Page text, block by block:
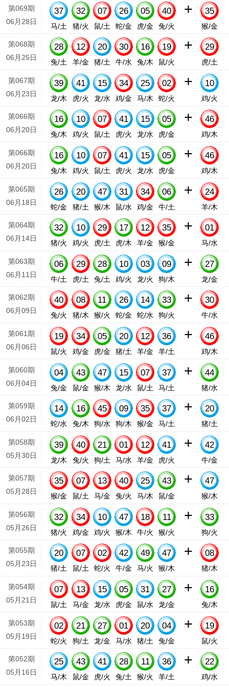
第069期
06月28日
37
马/土
32
猪/火
07
鼠/土
26
蛇/金
05
虎/金
40
兔/火
+ 35
猴/金
第068期
06月25日
28
兔/土
12
羊/金
20
猪/土
30
牛/水
16
兔/木
19
鼠/火
+ 29
虎/土
第067期
06月23日
39
龙/木
41
虎/火
15
龙/水
34
鸡/金
25
马/木
02
蛇/火
+ 10
鸡/火
第066期
06月20日
16
兔/木
10
鸡/火
07
鼠/土
41
虎/火
15
龙/水
05
虎/金
+ 46
鸡/木
第066期
06月20日
16
兔/木
10
鸡/火
07
鼠/土
41
虎/火
15
龙/水
05
虎/金
+ 46
鸡/木
第065期
06月18日
26
蛇/金
20
猪/土
47
猴/木
31
鼠/水
34
鸡/金
06
牛/土
+ 24
羊/木
第064期
06月14日
32
猪/火
10
鸡/火
29
虎/土
17
虎/木
12
羊/金
35
猴/金
+ 01
马/水
第063期
06月11日
06
牛/土
29
虎/土
28
兔/土
10
鸡/火
03
龙/火
09
狗/木
+ 27
龙/金
第062期
06月09日
40
兔/火
08
猪/木
11
猴/火
26
蛇/金
14
蛇/水
33
狗/火
+ 30
牛/水
第061期
06月06日
19
鼠/火
34
鸡/金
05
虎/金
20
猪/土
12
羊/金
36
羊/土
+ 46
鸡/木
第060期
06月04日
04
兔/金
43
鼠/金
47
猴/木
15
龙/水
07
鼠/土
37
马/土
+ 44
猪/水
第059期
06月02日
14
蛇/水
16
兔/木
45
狗/水
09
狗/木
35
猴/金
37
马/土
+ 20
猪/土
第058期
05月30日
39
龙/木
40
兔/火
21
狗/土
01
马/水
12
羊/金
41
虎/火
+ 42
牛/金
第057期
05月28日
35
猴/金
07
鼠/土
13
马/金
40
兔/火
25
马/木
43
鼠/金
+ 47
猴/木
第056期
05月26日
32
猪/火
34
鸡/金
10
鸡/火
47
猴/木
18
牛/火
11
猴/火
+ 33
狗/火
第055期
05月23日
20
猪/土
07
鼠/土
02
蛇/火
42
牛/金
49
马/火
47
猴/木
+ 08
猪/木
第054期
05月21日
07
鼠/土
13
马/金
15
龙/水
05
虎/金
31
鼠/水
27
龙/金
+ 16
兔/木
第053期
05月19日
02
蛇/火
21
狗/土
27
龙/金
01
马/水
20
猪/土
04
兔/金
+ 19
鼠/火
第052期
05月16日
25
马/木
43
鼠/金
41
虎/火
28
兔/土
11
猴/火
36
羊/土
+ 22
鸡/水